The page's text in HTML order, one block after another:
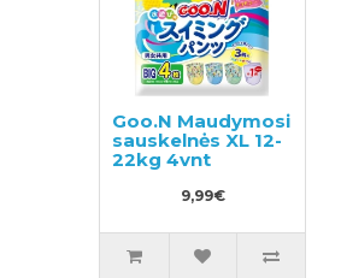
Goo.N Maudymosi
sauskelnės XL 12-
22kg 4vnt
9,99€